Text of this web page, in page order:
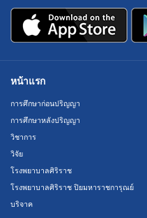
หน้าแรก
การศึกษาก่อนปริญญา
การศึกษาหลังปริญญา
วิชาการ
วิจัย
โรงพยาบาลศิริราช
โรงพยาบาลศิริราช ปิยมหาราชการุณย์
บริจาค